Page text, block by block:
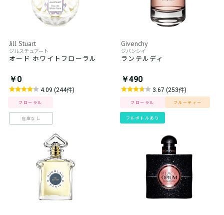
Jill Stuart
ジルスチュアート
オード ホワイトフローラル
￥0
4.09 (244件)
フローラル
在庫なし
Givenchy
ジバンシイ
ランテルディ
￥490
3.67 (253件)
フローラル フルーティー
フルボトルあり